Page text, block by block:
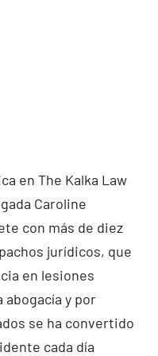
en The Kalka Law
Caroline
con más de diez
jurídicos, que
en lesiones
abogacía y por
se ha convertido
cada día